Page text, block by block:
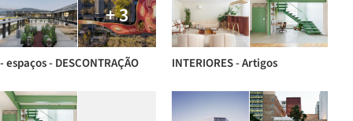
+ 3
- espaços - DESCONTRAÇÃO INTERIORES - Artigos